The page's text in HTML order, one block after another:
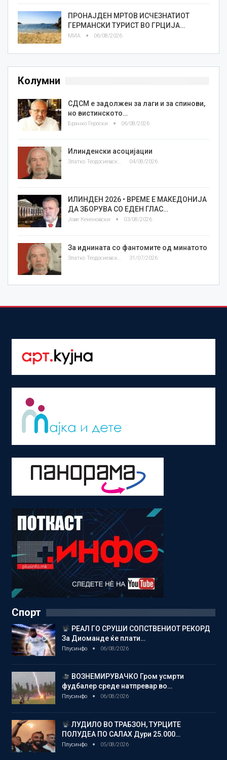
ПРОНАЈДЕН МРТОВ ИСЧЕЗНАТИОТ
ГЕРМАНСКИ ТУРИСТ ВО ГРЦИЈА…
МИА 06/08/2026
Колумни
СДСМ е задолжен за лаги и за спинови,
но вистинското…
Бранко Героски 06/08/2026
Илинденски асоцијации
Златко Теодосиевски 04/08/2026
ИЛИНДЕН 2026 • ВРЕМЕ Е МАКЕДОНИЈА
ДА ЗБОРУВА СО ЕДЕН ГЛАС…
Јове Кекеновски 03/08/2026
За иднината со фантомите од минатото
31/07/2026
Спорт
РЕАЛ ГО СРУШИ СОПСТВЕНИОТ РЕКОРД
За Диоманде ќе плати…
Плусинфо 06/08/2026
ВОЗНЕМИРУВАЧКО Гром усмрти
фудбалер среде натпревар во…
Плусинфо 06/08/2026
ЛУДИЛО ВО ТРАБЗОН, ТУРЦИТЕ
ПОЛУДЕА ПО САЛАХ Дури 25.000…
Плусинфо 05/08/2026